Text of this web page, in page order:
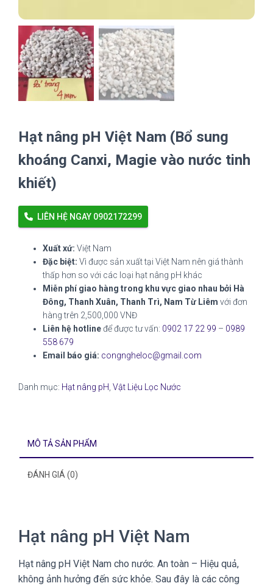
Hạt nâng pH Việt Nam (Bổ sung
khoáng Canxi, Magie vào nước tinh
khiết)
LIÊN HỆ NGAY 0902172299
Xuất xứ: Việt Nam
Đặc biệt: Vì được sản xuất tại Việt Nam nên giá thành
thấp hơn so với các loại hạt nâng pH khác
Miễn phí giao hàng trong khu vực giao nhau bởi Hà
Đông, Thanh Xuân, Thanh Trì, Nam Từ Liêm với đơn
hàng trên 2,500,000 VNĐ
Liên hệ hotlineđể được tư vấn: 0902 17 22 99 – 0989
558 679
Email báo giá: congngheloc@gmail.com
Danh mục: Hạt nâng pH Vật Liệu Lọc Nước
MÔ TẢ SẢN PHẨM
ĐÁNH GIÁ (0)
Hạt nâng pH Việt Nam
Hạt nâng pH Việt Nam cho nước. An toàn – Hiệu quả,
không ảnh hưởng đến sức khỏe. Sau đây là các công